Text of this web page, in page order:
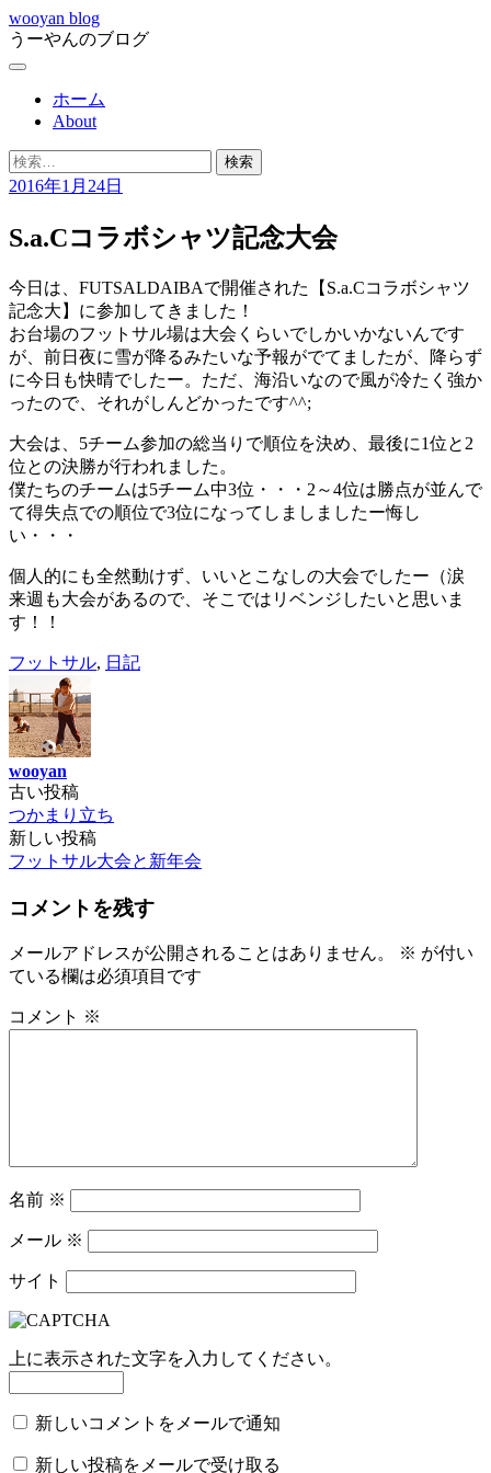
コ
ン
テ
ス
キ
プ
wooyan blog
うーやんのブログ
メ
ホーム
About
検
索:
2016年1月24日
S.a.Cコラボシャツ記念大会
今日は、FUTSALDAIBAで開催された【S.a.Cコラボシャツ
記念大】に参加してきました！
お台場のフットサル場は大会くらいでしかいかないんです
が、前日夜に雪が降るみたいな予報がでてましたが、降らず
に今日も快晴でしたー。ただ、海沿いなので風が冷たく強か
ったので、それがしんどかったです^^;
大会は、5チーム参加の総当りで順位を決め、最後に1位と2
位との決勝が行われました。
僕たちのチームは5チーム中3位・・・2～4位は勝点が並んで
て得失点での順位で3位になってしましましたー悔し
い・・・
個人的にも全然動けず、いいとこなしの大会でしたー（涙
来週も大会があるので、そこではリベンジしたいと思いま
す！！
フットサル, 日記
wooyan
投
稿
ナ
ビ
ー
シ
古い投稿
つかまり立ち
新しい投稿
フットサル大会と新年会
コメントを残す
メールアドレスが公開されることはありません。 ※ が付い
ている欄は必須項目です
コメント ※
名前 ※
メール ※
サイト
上に表示された文字を入力してください。
新しいコメントをメールで通知
新しい投稿をメールで受け取る